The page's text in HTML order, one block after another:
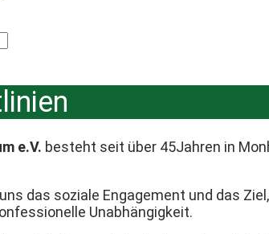
e.V. besteht seit über 45Jahren in
das soziale Engagement und das
Unabhängigkeit.